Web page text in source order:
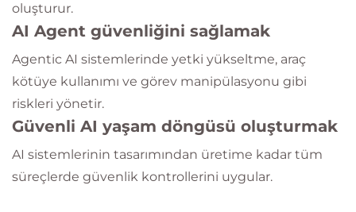
oluşturur.
AI Agent güvenliğini sağlamak
Agentic AI sistemlerinde yetki yükseltme, araç
kötüye kullanımı ve görev manipülasyonu gibi
riskleri yönetir.
Güvenli AI yaşam döngüsü oluşturmak
AI sistemlerinin tasarımından üretime kadar tüm
süreçlerde güvenlik kontrollerini uygular.